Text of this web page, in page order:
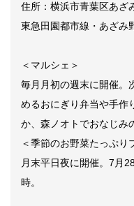
住所： 横浜市青葉区あざ
東急田園都市線・あざみ
＜マルシェ＞
毎月月初の週末に開催。
めるおにぎり弁当や手作
か、森ノオトでおなじみ
＜季節のお野菜たっぷり
月末平日夜に開催。 7 月
時。